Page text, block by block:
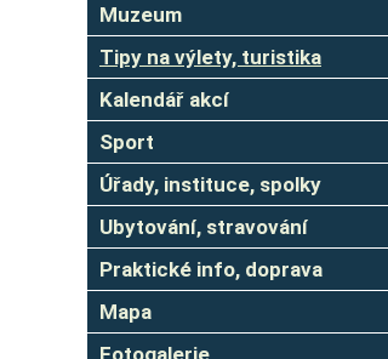
Muzeum
Tipy na výlety, turistika
Kalendář akcí
Sport
Úřady, instituce, spolky
Ubytování, stravování
Praktické info, doprava
Mapa
Fotogalerie